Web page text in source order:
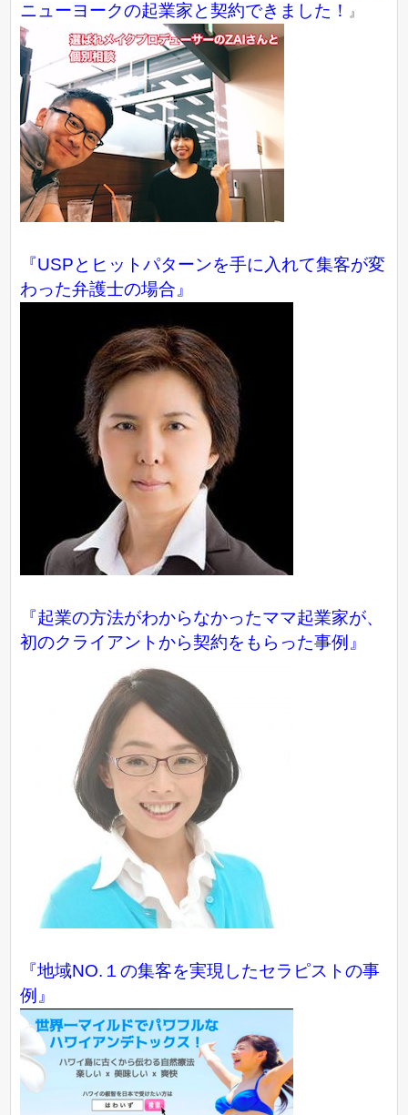
ニューヨークの起業家と契約できました！
』
『USPとヒットパターンを手に入れて集客が変
わった弁護士の場合』
『起業の方法がわからなかったママ起業家が、
初のクライアントから契約をもらった事例』
『地域NO.１の集客を実現したセラピストの事
例』